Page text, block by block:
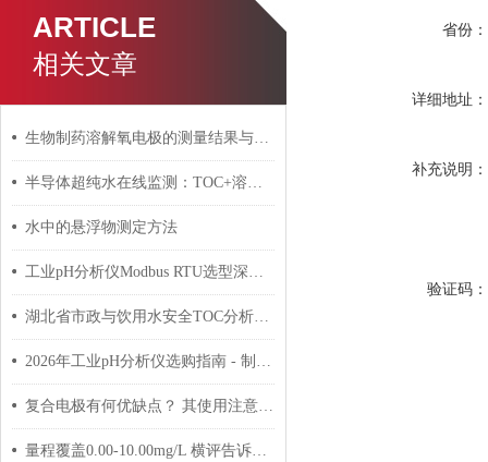
ARTICLE
相关文章
生物制药溶解氧电极的测量结果与生物制药过程的关系
半导体超纯水在线监测：TOC+溶解氧+电导率三参数方案
水中的悬浮物测定方法
工业pH分析仪Modbus RTU选型深度对比：国产vs进口，通讯参数才是核心差异
湖北省市政与饮用水安全TOC分析仪应用探讨
2026年工业pH分析仪选购指南 - 制药行业GMP合规方案
复合电极有何优缺点？ 其使用注意事项是什么？
量程覆盖0.00-10.00mg/L 横评告诉你哪款设备适配所有水质场景
省份：
详细地址：
补充说明：
验证码：